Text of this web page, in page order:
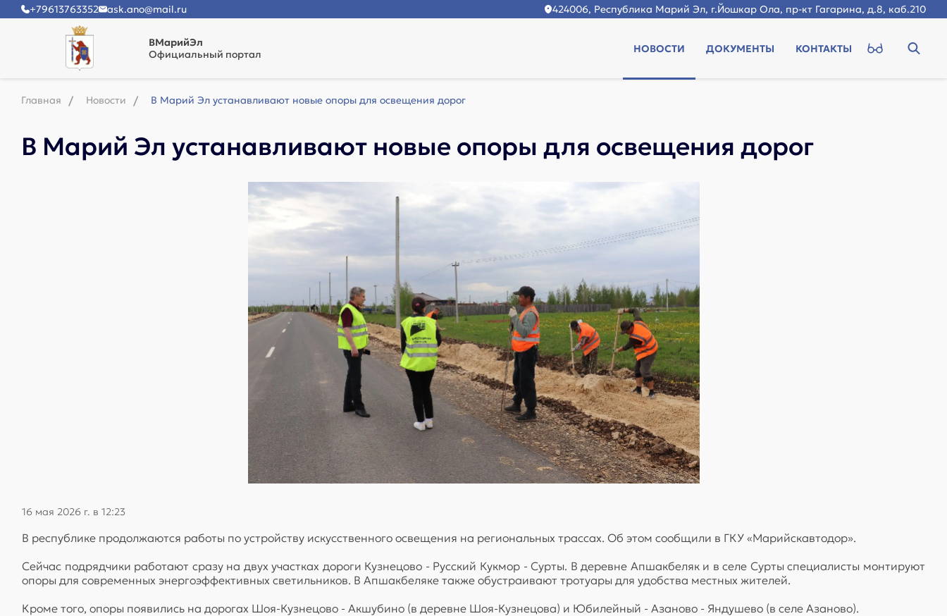
+79613763352 ask.ano@mail.ru 424006, Республика Марий Эл, г.Йошкар Ола, пр-кт Гагарина, д.8, каб.210
ВМарийЭл
Официальный портал
НОВОСТИ ДОКУМЕНТЫ КОНТАКТЫ
Главная Новости В Марий Эл устанавливают новые опоры для освещения дорог
В Марий Эл устанавливают новые опоры для освещения дорог
16 мая 2026 г. в 12:23
В республике продолжаются работы по устройству искусственного освещения на региональных трассах. Об этом сообщили в ГКУ «Марийскавтодор».
Сейчас подрядчики работают сразу на двух участках дороги Кузнецово - Русский Кукмор - Сурты. В деревне Апшакбеляк и в селе Сурты специалисты монтируют
опоры для современных энергоэффективных светильников. В Апшакбеляке также обустраивают тротуары для удобства местных жителей.
Кроме того, опоры появились на дорогах Шоя-Кузнецово - Акшубино (в деревне Шоя-Кузнецова) и Юбилейный - Азаново - Яндушево (в селе Азаново).